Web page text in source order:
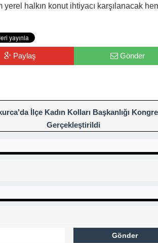
halkın konut ihtiyacı karşılanacak
Paylaş Gönder
İlçe Kadın Kolları Başkanlığı
Gerçekleştirildi